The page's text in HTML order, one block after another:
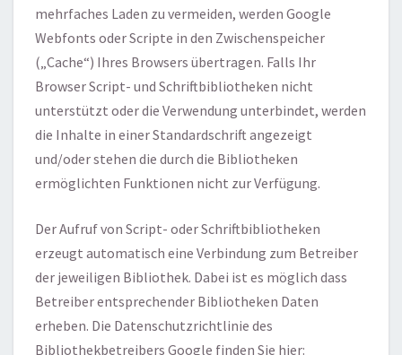
mehrfaches Laden zu vermeiden, werden Google
Webfonts oder Scripte in den Zwischenspeicher
(„Cache“) Ihres Browsers übertragen. Falls Ihr
Browser Script- und Schriftbibliotheken nicht
unterstützt oder die Verwendung unterbindet, werden
die Inhalte in einer Standardschrift angezeigt
und/oder stehen die durch die Bibliotheken
ermöglichten Funktionen nicht zur Verfügung.
Der Aufruf von Script- oder Schriftbibliotheken
erzeugt automatisch eine Verbindung zum Betreiber
der jeweiligen Bibliothek. Dabei ist es möglich dass
Betreiber entsprechender Bibliotheken Daten
erheben. Die Datenschutzrichtlinie des
Bibliothekbetreibers Google finden Sie hier: